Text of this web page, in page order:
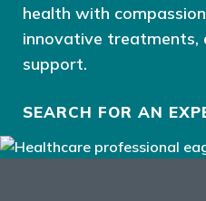
health with
innovative treatments,
support.
SEARCH FOR AN